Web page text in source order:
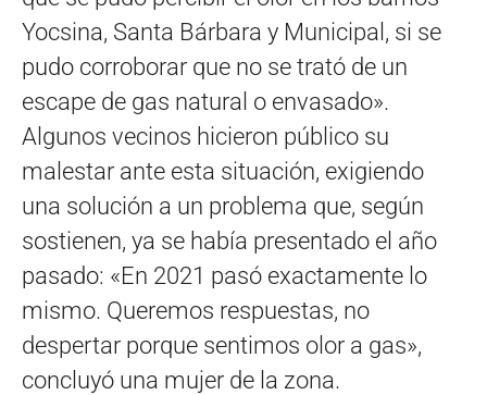
Yocsina, Santa Bárbara y Municipal, si se
pudo corroborar que no se trató de un
escape de gas natural o envasado».
Algunos vecinos hicieron público su
malestar ante esta situación, exigiendo
una solución a un problema que, según
sostienen, ya se había presentado el año
pasado: «En 2021 pasó exactamente lo
mismo. Queremos respuestas, no
despertar porque sentimos olor a gas»,
concluyó una mujer de la zona.